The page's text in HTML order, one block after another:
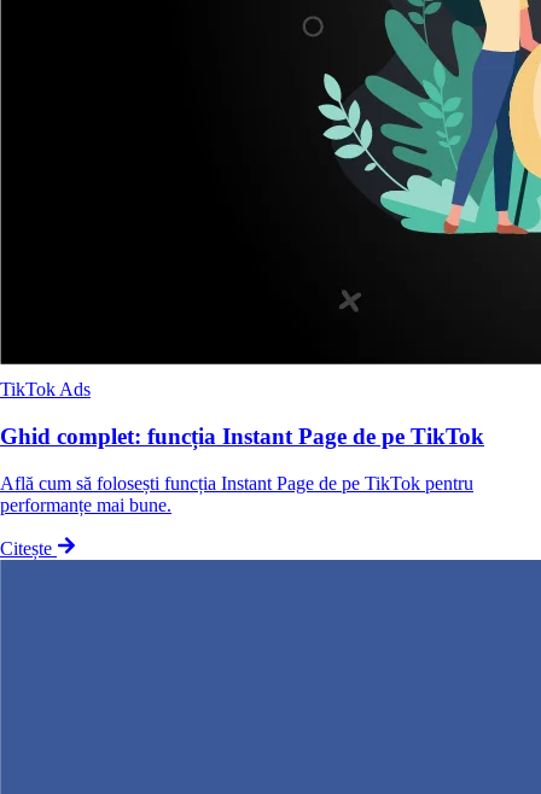
TikTok Ads
Ghid complet: funcția Instant Page de pe TikTok
Află cum să folosești funcția Instant Page de pe TikTok pentru
performanțe mai bune.
Citește